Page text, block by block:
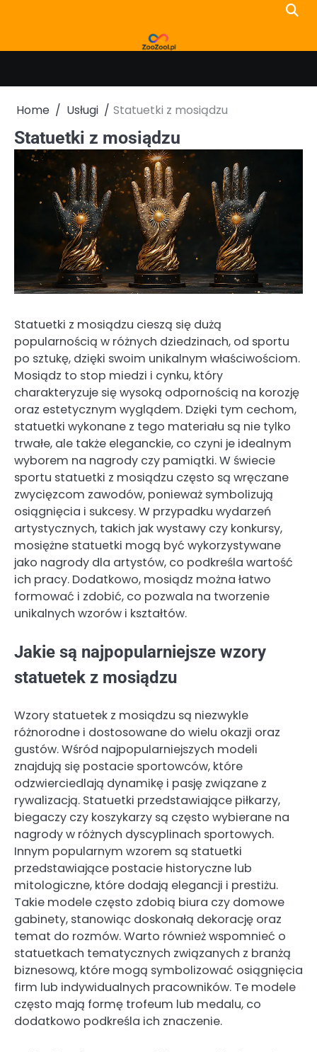
Home Usługi Statuetki z mosiądzu
Statuetki z mosiądzu
Statuetki z mosiądzu cieszą się dużą
popularnością w różnych dziedzinach, od sportu
po sztukę, dzięki swoim unikalnym właściwościom.
Mosiądz to stop miedzi i cynku, który
charakteryzuje się wysoką odpornością na korozję
oraz estetycznym wyglądem. Dzięki tym cechom,
statuetki wykonane z tego materiału są nie tylko
trwałe, ale także eleganckie, co czyni je idealnym
wyborem na nagrody czy pamiątki. W świecie
sportu statuetki z mosiądzu często są wręczane
zwycięzcom zawodów, ponieważ symbolizują
osiągnięcia i sukcesy. W przypadku wydarzeń
artystycznych, takich jak wystawy czy konkursy,
mosiężne statuetki mogą być wykorzystywane
jako nagrody dla artystów, co podkreśla wartość
ich pracy. Dodatkowo, mosiądz można łatwo
formować i zdobić, co pozwala na tworzenie
unikalnych wzorów i kształtów.
Jakie są najpopularniejsze wzory
statuetek z mosiądzu
Wzory statuetek z mosiądzu są niezwykle
różnorodne i dostosowane do wielu okazji oraz
gustów. Wśród najpopularniejszych modeli
znajdują się postacie sportowców, które
odzwierciedlają dynamikę i pasję związane z
rywalizacją. Statuetki przedstawiające piłkarzy,
biegaczy czy koszykarzy są często wybierane na
nagrody w różnych dyscyplinach sportowych.
Innym popularnym wzorem są statuetki
przedstawiające postacie historyczne lub
mitologiczne, które dodają elegancji i prestiżu.
Takie modele często zdobią biura czy domowe
gabinety, stanowiąc doskonałą dekorację oraz
temat do rozmów. Warto również wspomnieć o
statuetkach tematycznych związanych z branżą
biznesową, które mogą symbolizować osiągnięcia
firm lub indywidualnych pracowników. Te modele
często mają formę trofeum lub medalu, co
dodatkowo podkreśla ich znaczenie.